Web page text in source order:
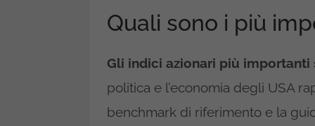
Quali sono i più
Gli indici azionari più
politica e l’economia degli USA
benchmark di riferimento e la